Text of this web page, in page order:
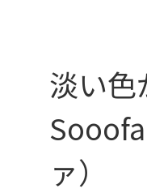
淡い色
ァ）